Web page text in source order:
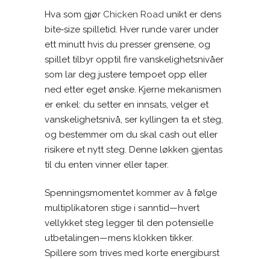
Hva som gjør Chicken Road unikt er dens
bite‑size spilletid. Hver runde varer under
ett minutt hvis du presser grensene, og
spillet tilbyr opptil fire vanskelighetsnivåer
som lar deg justere tempoet opp eller
ned etter eget ønske. Kjerne mekanismen
er enkel: du setter en innsats, velger et
vanskelighetsnivå, ser kyllingen ta et steg,
og bestemmer om du skal cash out eller
risikere et nytt steg. Denne løkken gjentas
til du enten vinner eller taper.
Spenningsmomentet kommer av å følge
multiplikatoren stige i sanntid—hvert
vellykket steg legger til den potensielle
utbetalingen—mens klokken tikker.
Spillere som trives med korte energiburst